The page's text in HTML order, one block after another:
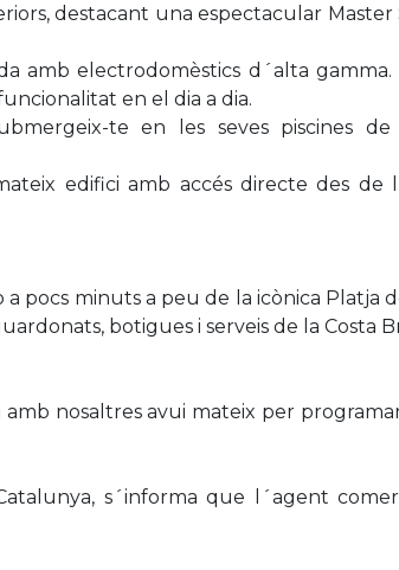
destacant una espectacular
amb electrodomèstics d´alta
en el dia a dia.
te en les seves piscines de
edifici amb accés directe des de
pocs minuts a peu de la icònica Platja
botigues i serveis de la Costa
nosaltres avui mateix per
s´informa que l´agent